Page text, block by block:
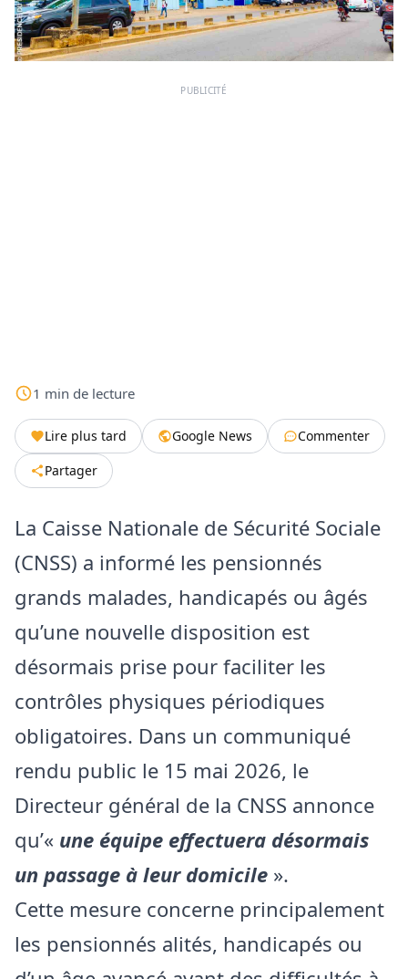
PUBLICITÉ
1 min de lecture
Lire plus tard Google News
Commenter
Partager
La Caisse Nationale de Sécurité Sociale
(CNSS) a informé les pensionnés
grands malades, handicapés ou âgés
qu’une nouvelle disposition est
désormais prise pour faciliter les
contrôles physiques périodiques
obligatoires. Dans un communiqué
rendu public le 15 mai 2026, le
Directeur général de la CNSS annonce
qu’« une équipe effectuera désormais
un passage à leur domicile ».
Cette mesure concerne principalement
les pensionnés alités, handicapés ou